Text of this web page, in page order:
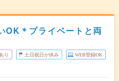
OK＊プライベートと両
り 土日祝日が休み WEB登録OK